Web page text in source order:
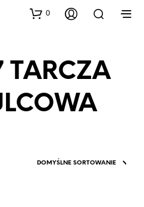
0
TARCZA